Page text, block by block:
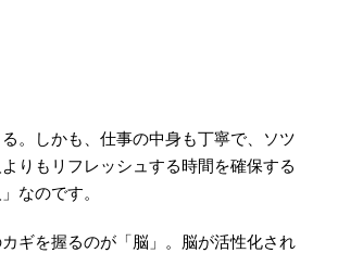
。しかも、仕事の中身も丁寧で、ソツ
りもリフレッシュする時間を確保する
なのです。
ギを握るのが「脳」。脳が活性化され